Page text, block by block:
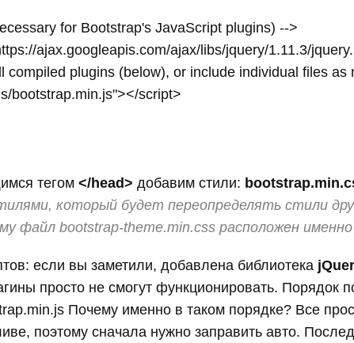
for Bootstrap's JavaScript plugins) -->
ajax.googleapis.com/ajax/libs/jquery/1.11.3/
compiled plugins (below), or include individual files
bootstrap.min.js"></script>
тегом </head> добавим стили:
который будет переопределять стили
файл bootstrap-theme.min.css расположен именно
если вы заметили, добавлена библиотека
просто не смогут функционировать.
Почему именно в таком порядке? Все
поэтому сначала нужно заправить авто.